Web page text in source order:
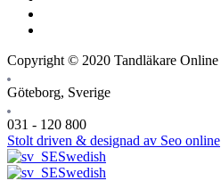
Copyright © 2020 Tandläkare Online
Göteborg, Sverige
031 - 120 800
Stolt driven & designad av Seo online
Swedish
Swedish